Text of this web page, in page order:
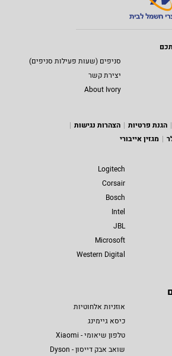
סניפים (שעות פעילות סניפים)
יצירת קשר
About Ivory
הגנת פרטיות
הצהרות נגישות
מגזין אייבורי
Logitech
Corsair
Bosch
Intel
JBL
Microsoft
Western Digital
אוזניות אלחוטיות
כיסא גיימינג
טלפון שיאומי - Xiaomi
שואב אבק דייסון - Dyson